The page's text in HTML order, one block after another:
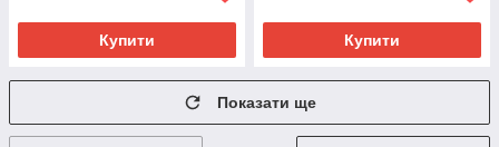
Купити Купити
Показати ще